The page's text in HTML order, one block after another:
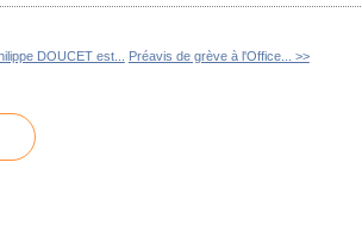
DOUCET est... Préavis de grève à l'Office... >>